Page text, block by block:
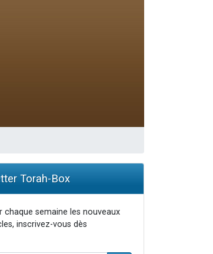
Torah-Box
chaque semaine les nouveaux
inscrivez-vous dès